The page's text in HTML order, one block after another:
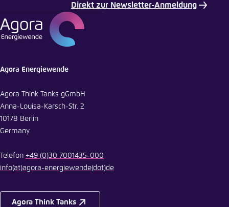
Direkt zur Newsletter-Anmeldung
Agora Energiewende
Agora Think Tanks gGmbH
Anna-Louisa-Karsch-Str. 2
10178 Berlin
Germany
Telefon +49 (0)30 7001435-000
info(at)agora-energiewende(dot)de
Agora Think Tanks